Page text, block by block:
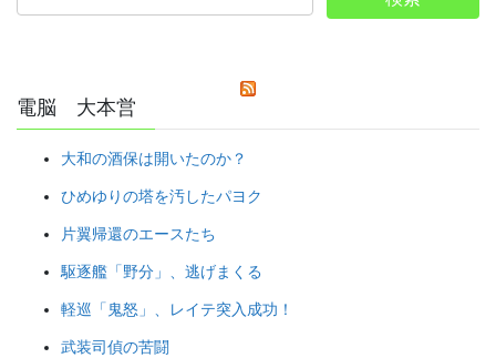
電脳 大本営
大和の酒保は開いたのか？
ひめゆりの塔を汚したパヨク
片翼帰還のエースたち
駆逐艦「野分」、逃げまくる
軽巡「鬼怒」、レイテ突入成功！
武装司偵の苦闘